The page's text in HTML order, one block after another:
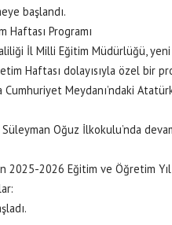
başlandı.
Haftası Programı
İl Milli Eğitim Müdürlüğü, yeni
Haftası dolayısıyla özel bir
Meydanı’ndaki
Oğuz İlkokulu’nda
2025-2026 Eğitim ve Öğretim